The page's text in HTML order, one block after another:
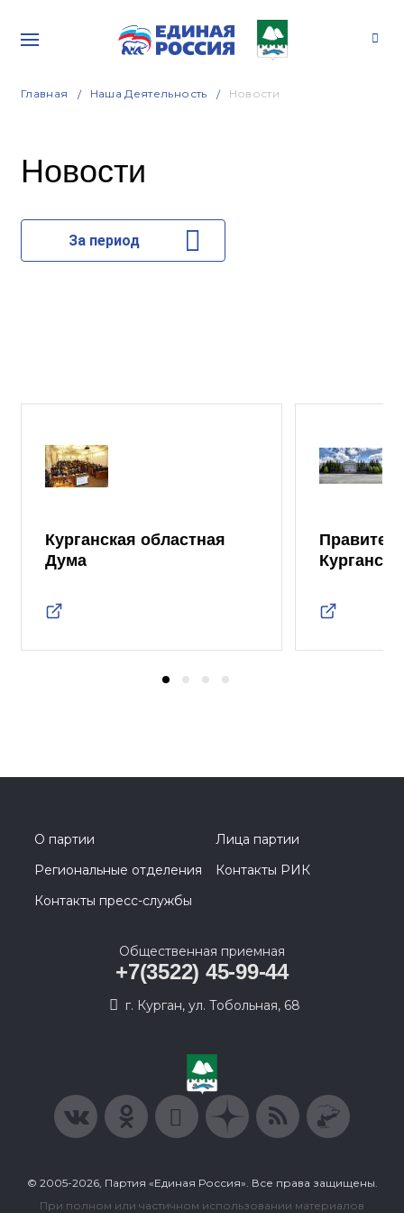
Главная Наша Деятельность Новости
Новости
За период
Курганская областная
Дума
О партии
Лица партии
Региональные отделения
Контакты РИК
Контакты пресс-службы
Общественная приемная
+7(3522) 45-99-44
г. Курган, ул. Тобольная, 68
© 2005-2026, Партия «Единая Россия». Все права защищены.
При полном или частичном использовании материалов